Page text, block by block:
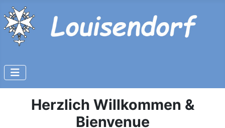
Herzlich Willkommen &
Bienvenue